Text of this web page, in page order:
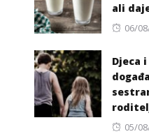
ali
06/
Djeca
05/